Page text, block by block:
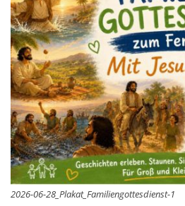
2026-06-28_Plakat_Familiengottesdienst-1